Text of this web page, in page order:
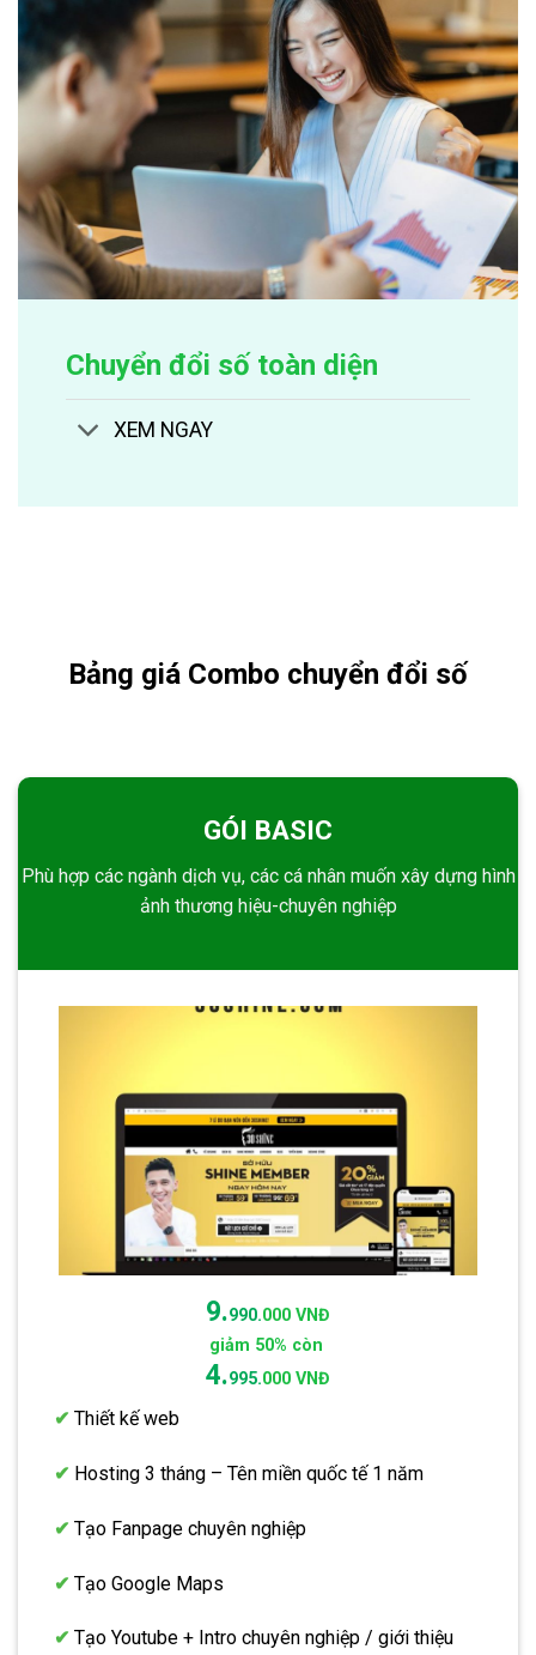
Chuyển đổi số toàn diện
XEM NGAY
Bảng giá Combo chuyển đổi số
GÓI BASIC
Phù hợp các ngành dịch vụ, các cá nhân muốn xây dựng hình
ảnh thương hiệu-chuyên nghiệp
9.990.000 VNĐ
giảm 50% còn
4.995.000 VNĐ
✔ Thiết kế web
✔ Hosting 3 tháng – Tên miền quốc tế 1 năm
✔ Tạo Fanpage chuyên nghiệp
✔ Tạo Google Maps
✔ Tạo Youtube + Intro chuyên nghiệp / giới thiệu